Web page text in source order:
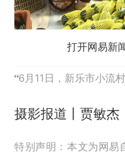
打开网易新
6月11日，新乐市小流
摄影报道丨贾敏杰
特别声明：本文为网易